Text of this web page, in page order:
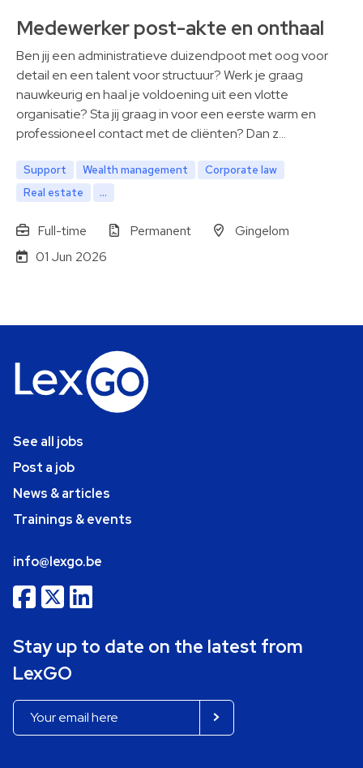
Medewerker post-akte en onthaal
Ben jij een administratieve duizendpoot met oog voor
detail en een talent voor structuur? Werk je graag
nauwkeurig en haal je voldoening uit een vlotte
organisatie? Sta jij graag in voor een eerste warm en
professioneel contact met de cliënten? Dan z…
Support Wealth management
Corporate law
Real estate
...
Full-time Permanent
Gingelom
01 Jun 2026
See all jobs
Post a job
News & articles
Trainings & events
info@lexgo.be
Stay up to date on the latest from
LexGO